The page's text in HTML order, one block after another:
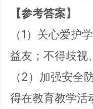
【参考答案】
（1）关心爱护
益友；不得歧视
（2）加强安全
得在教育教学活